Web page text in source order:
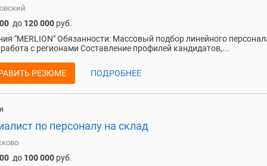
до 120 000 руб.
"MERLION" Обязанности: Массовый подбор линейного
с регионами Составление профилей кандидатов,...
РЕЗЮМЕ ПОДРОБНЕЕ
по персоналу на склад
до 100 000 руб.